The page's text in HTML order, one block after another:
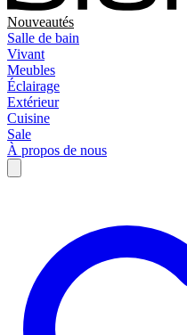
Nouveautés
Salle de bain
Vivant
Meubles
Éclairage
Extérieur
Cuisine
Sale
À propos de nous